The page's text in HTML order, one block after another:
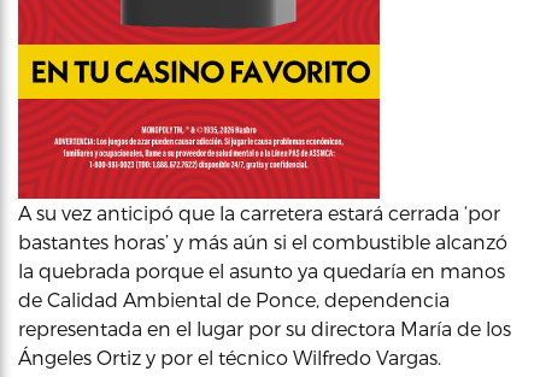
A su vez anticipó que la carretera estará cerrada ‘por
bastantes horas’ y más aún si el combustible alcanzó
la quebrada porque el asunto ya quedaría en manos
de Calidad Ambiental de Ponce, dependencia
representada en el lugar por su directora María de los
Ángeles Ortiz y por el técnico Wilfredo Vargas.